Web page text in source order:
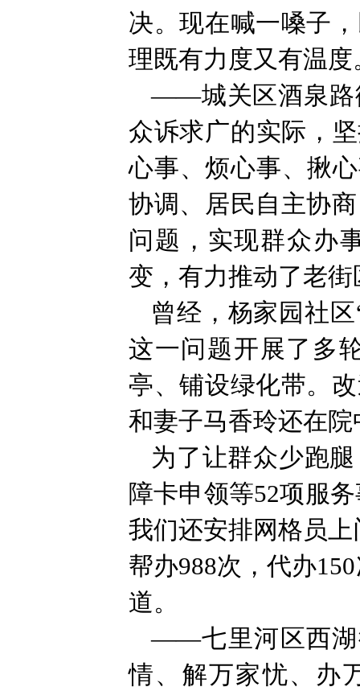
决。现在喊一嗓子
理既有力度又有温
——城关区酒泉路
众诉求广的实际，
心事、烦心事、揪
协调、居民自主协
问题，实现群众办
变，有力推动了老
曾经，杨家园社
这一问题开展了多
亭、铺设绿化带。
和妻子马香玲还在
为了让群众少跑
障卡申领等52项服
我们还安排网格员
帮办988次，代办
道。
——七里河区西湖
情、解万家忧、办